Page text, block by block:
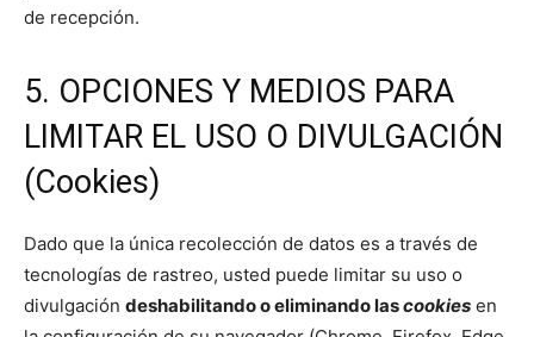
de recepción.
5. OPCIONES Y MEDIOS PARA
LIMITAR EL USO O DIVULGACIÓN
(Cookies)
Dado que la única recolección de datos es a través de
tecnologías de rastreo, usted puede limitar su uso o
divulgación deshabilitando o eliminando lascookies en